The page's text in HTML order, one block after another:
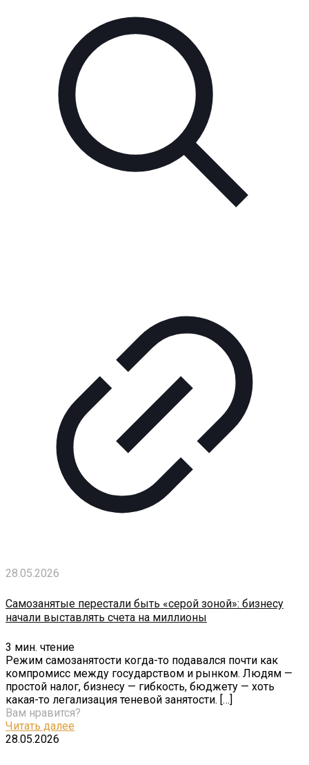
28.05.2026
Самозанятые перестали быть «серой зоной»: бизнесу
начали выставлять счета на миллионы
3 мин. чтение
Режим самозанятости когда-то подавался почти как
компромисс между государством и рынком. Людям —
простой налог, бизнесу — гибкость, бюджету — хоть
какая-то легализация теневой занятости. […]
Вам нравится?
Читать далее
28.05.2026